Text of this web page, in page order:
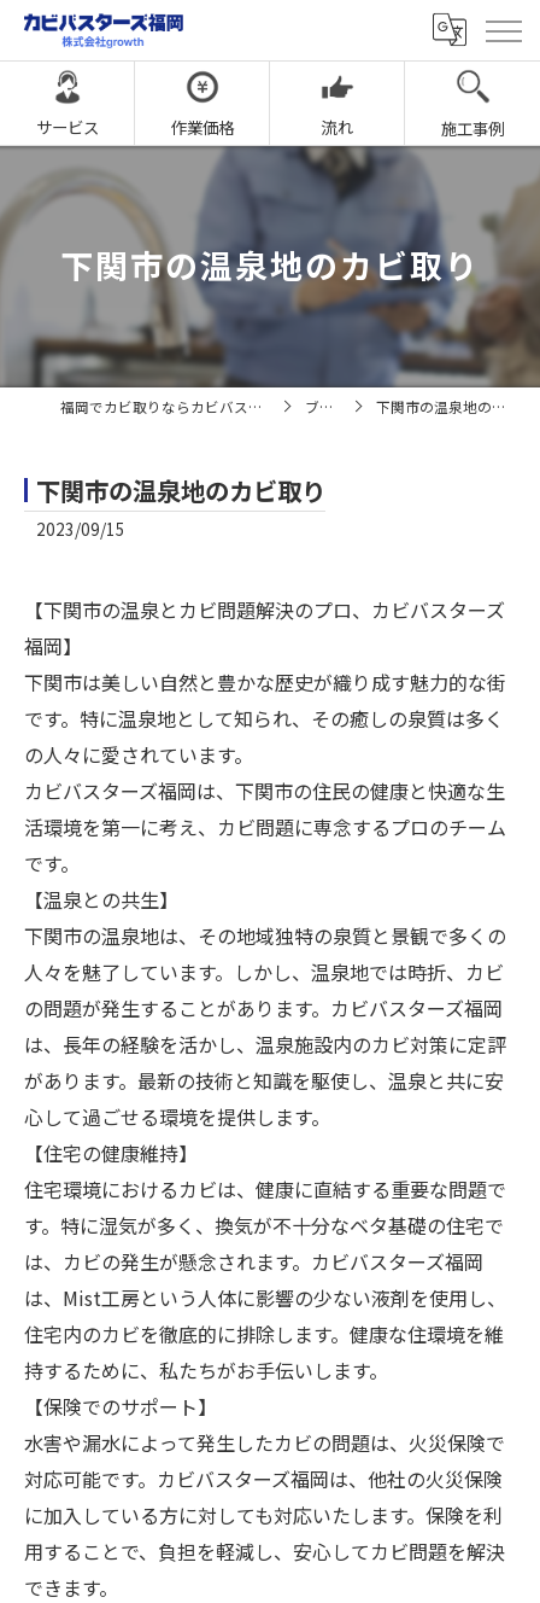
サービス 作業価格 流れ 施工事例
下関市の温泉地のカビ取り
福岡でカビ取りならカビバスターズ福岡 ブログ 下関市の温泉地のカビ取り
下関市の温泉地のカビ取り
2023/09/15
【下関市の温泉とカビ問題解決のプロ、カビバスターズ
福岡】
下関市は美しい自然と豊かな歴史が織り成す魅力的な街
です。特に温泉地として知られ、その癒しの泉質は多く
の人々に愛されています。
カビバスターズ福岡は、下関市の住民の健康と快適な生
活環境を第一に考え、カビ問題に専念するプロのチーム
です。
【温泉との共生】
下関市の温泉地は、その地域独特の泉質と景観で多くの
人々を魅了しています。しかし、温泉地では時折、カビ
の問題が発生することがあります。カビバスターズ福岡
は、長年の経験を活かし、温泉施設内のカビ対策に定評
があります。最新の技術と知識を駆使し、温泉と共に安
心して過ごせる環境を提供します。
【住宅の健康維持】
住宅環境におけるカビは、健康に直結する重要な問題で
す。特に湿気が多く、換気が不十分なベタ基礎の住宅で
は、カビの発生が懸念されます。カビバスターズ福岡
は、Mist工房という人体に影響の少ない液剤を使用し、
住宅内のカビを徹底的に排除します。健康な住環境を維
持するために、私たちがお手伝いします。
【保険でのサポート】
水害や漏水によって発生したカビの問題は、火災保険で
対応可能です。カビバスターズ福岡は、他社の火災保険
に加入している方に対しても対応いたします。保険を利
用することで、負担を軽減し、安心してカビ問題を解決
できます。